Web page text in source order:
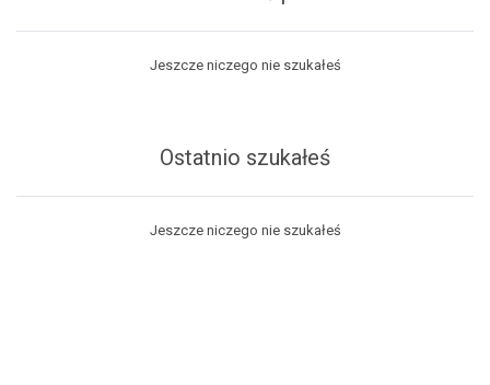
Jeszcze niczego nie szukałeś
Ostatnio szukałeś
Jeszcze niczego nie szukałeś